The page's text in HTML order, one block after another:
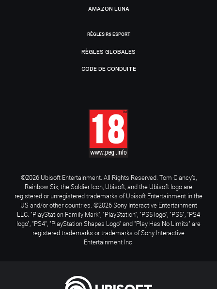
AMAZON LUNA
RÈGLES R6 ESPORT
RÈGLES GLOBALES
CODE DE CONDUITE
©2026 Ubisoft Entertainment. All Rights Reserved. Tom Clancy’s,
Rainbow Six, the Soldier Icon, Ubisoft, and the Ubisoft logo are
registered or unregistered trademarks of Ubisoft Entertainment in the
US and/or other countries. ©2026 Sony Interactive Entertainment
LLC. "PlayStation Family Mark", "PlayStation", "PS5 logo", "PS5", "PS4
logo", "PS4", "PlayStation Shapes Logo" and "Play Has No Limits" are
registered trademarks or trademarks of Sony Interactive
Entertainment Inc.